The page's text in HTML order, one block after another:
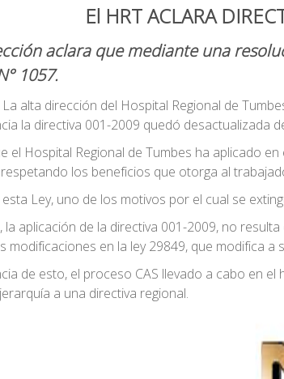
El HRT ACLARA
aclara que mediante una
1057.
La alta dirección del Hospital Regional de
la directiva 001-2009 quedó desactualizada
el Hospital Regional de Tumbes ha aplicado
los beneficios que otorga al
Ley, uno de los motivos por el cual se
la aplicación de la directiva 001-2009, no
modificaciones en la ley 29849, que modifica
de esto, el proceso CAS llevado a cabo en
a una directiva regional.